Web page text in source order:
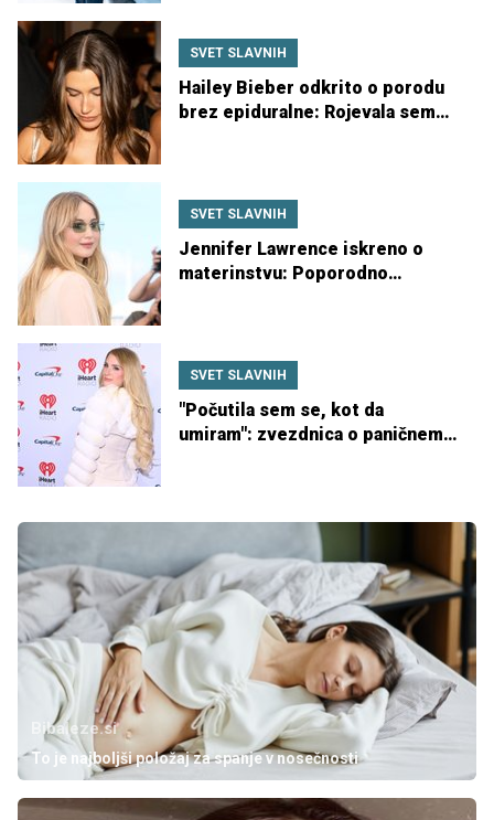
SVET SLAVNIH
Hailey Bieber odkrito o porodu
brez epiduralne: Rojevala sem
SVET SLAVNIH
Jennifer Lawrence iskreno o
materinstvu: Poporodno
SVET SLAVNIH
"Počutila sem se, kot da
umiram": zvezdnica o paničnem
Bibaleze.si
To je najboljši položaj za spanje v nosečnosti